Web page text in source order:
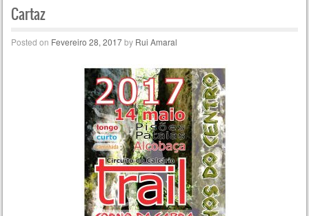
Cartaz
Posted on Fevereiro 28, 2017by Rui Amaral